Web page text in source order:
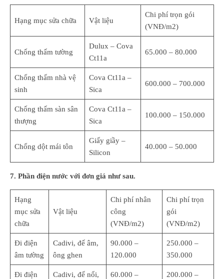
Hạng mục sửa chữa Vật liệu
Chi phí trọn gói
(VNĐ/m2)
Chống thấm tường
Dulux – Cova
Ct11a
65.000 – 80.000
Chống thấm nhà vệ
sinh
Cova Ct11a –
Sica
600.000 – 700.000
Chống thấm sàn sân
thượng
Cova Ct11a –
Sica
100.000 – 150.000
Chống dột mái tôn
Giấy giầy –
Silicon
40.000 – 50.000
7. Phần điện nước với đơn giá như sau.
Hạng
mục sửa
chữa
Vật liệu
Chi phí nhân
công
(VNĐ/m2)
Chi phí trọn
gói
(VNĐ/m2)
Đi điện
âm tường
Cadivi, đế âm,
ông ghen
90.000 –
120.000
250.000 –
350.000
Đi điện
Cadivi, đế nổi,
60.000 –
200.000 –